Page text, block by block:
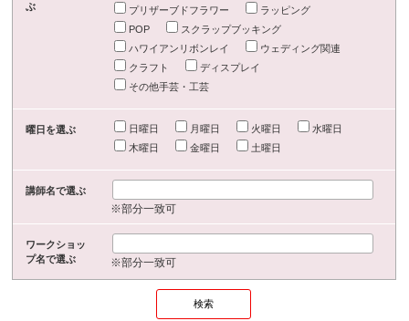
ぶ
プリザーブドフラワー
ラッピング
POP
スクラップブッキング
ハワイアンリボンレイ
ウェディング関連
クラフト
ディスプレイ
その他手芸・工芸
曜日を選ぶ 日曜日 月曜日 火曜日
水曜日
木曜日
金曜日 土曜日
講師名で選ぶ
※部分一致可
ワークショッ
プ名で選ぶ
※部分一致可